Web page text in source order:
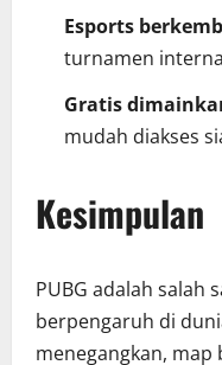
Esports
turnamen
Gratis
mudah diakses
Kesimpulan
PUBG adalah salah
berpengaruh di
menegangkan,